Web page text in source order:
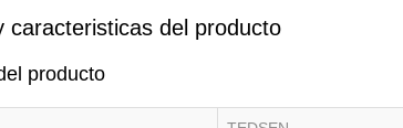
caracteristicas del producto
producto